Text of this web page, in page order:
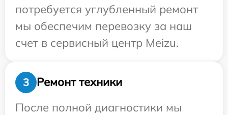
потребуется углубленный ремонт
мы обеспечим перевозку за наш
счет в сервисный центр Meizu.
3
Ремонт техники
После полной диагностики мы